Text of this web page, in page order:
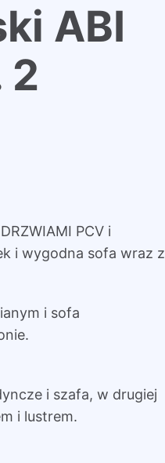
ABI
2
PCV i
i wygodna sofa wraz z
i sofa
i szafa, w drugiej
i lustrem.